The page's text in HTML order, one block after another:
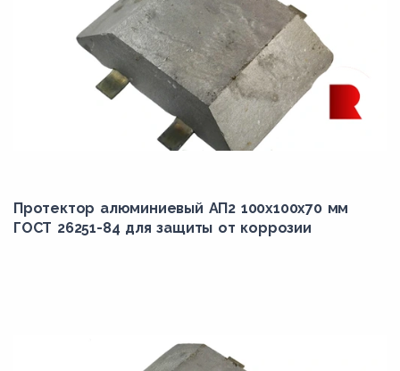
Протектор алюминиевый АП2 100х100х70 мм
ГОСТ 26251-84 для защиты от коррозии